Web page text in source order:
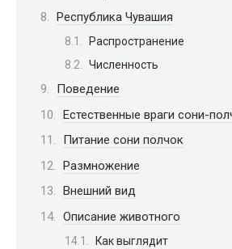
Республика Чувашия
Распространение
Численность
Поведение
Естественные враги сони-
Питание сони полчок
Размножение
Внешний вид
Описание животного
Как выглядит